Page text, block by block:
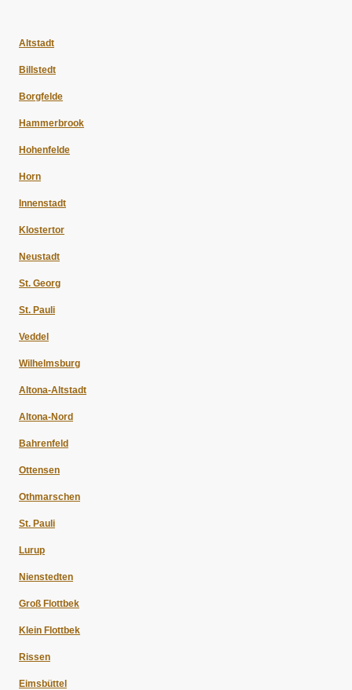
Altstadt
Billstedt
Borgfelde
Hammerbrook
Hohenfelde
Horn
Innenstadt
Klostertor
Neustadt
St. Georg
St. Pauli
Veddel
Wilhelmsburg
Altona-Altstadt
Altona-Nord
Bahrenfeld
Ottensen
Othmarschen
St. Pauli
Lurup
Nienstedten
Groß Flottbek
Klein Flottbek
Rissen
Eimsbüttel